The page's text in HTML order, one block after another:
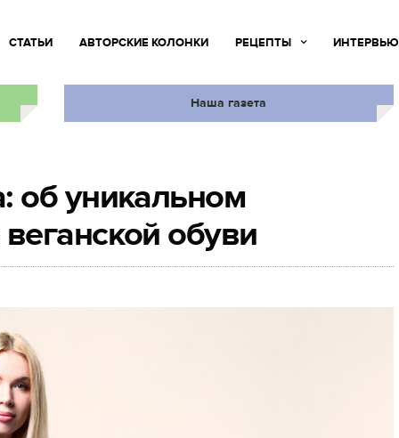
СТАТЬИ АВТОРСКИЕ КОЛОНКИ РЕЦЕПТЫ ИНТЕРВЬЮ
Наша газета
об уникальном
обуви